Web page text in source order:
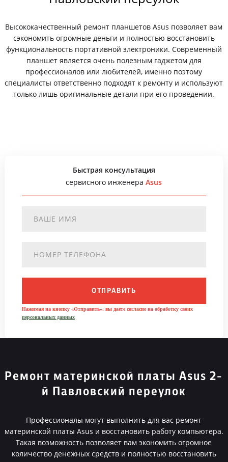
Высококачественный ремонт планшетов Asus позволяет вам
сэкономить огромные деньги и полностью восстановить
функциональность портативной электроники. Современный
планшет является очень полезным гаджетом для
профессионалов или любителей, именно поэтому
специалисты ответственно подходят к ремонту и используют
только лишь оригинальные детали при его проведении.
Быстрая консультация
сервисного инженераAsus
ОТПРАВИТЬ
Нажимая на кнопку «Отправить», вы даете согласие на обработку своих
персональных данных
Ремонт материнской платы Asus 2-
й Павловский переулок
Профессионалы могут выполнить для вас ремонт
материнской платы Asus и восстановить работу компьютера.
Такая возможность позволяет вам экономить огромное
количество денежных средств и полностью восстановить